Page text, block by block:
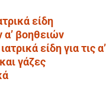
είδη
α’ βοηθειών
είδη για τις
γάζες